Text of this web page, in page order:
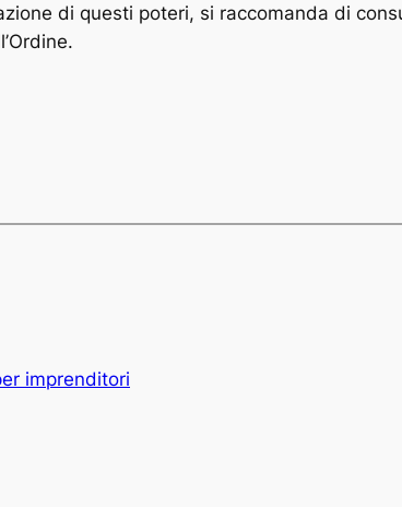
di questi poteri, si raccomanda di
imprenditori